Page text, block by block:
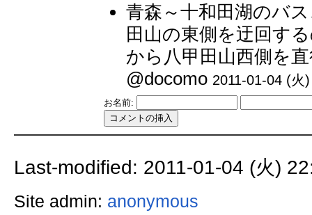
青森～十和田湖のバ
田山の東側を迂回す
から八甲田山西側を
@docomo 2011-01-04 (火
お名前:
Last-modified: 2011-01-04 (火)
Site admin: anonymous